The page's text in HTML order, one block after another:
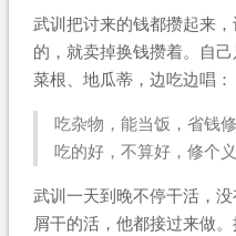
武训把讨来的钱都攒起来
的，就卖掉换钱攒着。自
菜根、地瓜蒂，边吃边唱：
吃杂物，能当饭，省钱修
吃的好，不算好，修个义
武训一天到晚不停干活，
屑干的活，他都接过来做